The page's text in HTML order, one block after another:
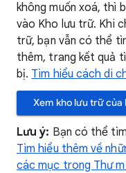
không muốn xoá, thì
vào Kho lưu trữ. Khi
trữ, bạn vẫn có thể
thêm, trang kết quả
bị. Tìm hiểu cách di
Xem kho lưu trữ của
Lưu ý: Bạn có thể
Tìm hiểu thêm về
các mục trong Thư